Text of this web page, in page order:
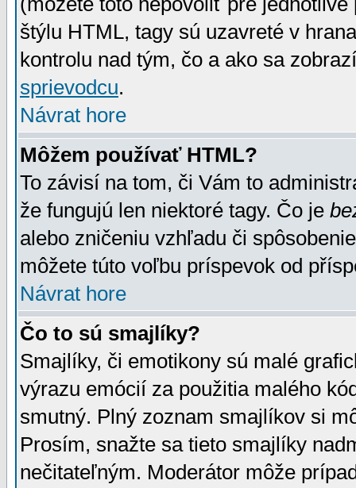
štýlu HTML, tagy sú uzavreté v
kontrolu nad tým, čo a ako sa
sprievodcu.
Návrat hore
Môžem používať HTML?
To závisí na tom, či Vám to
že fungujú len niektoré tagy. Čo je
alebo zničeniu vzhľadu či
môžete túto voľbu príspevok od
Návrat hore
Čo to sú smajlíky?
Smajlíky, či emotikony sú malé
výrazu emócií za použitia malého
smutný. Plný zoznam smajlíkov si
Prosím, snažte sa tieto smajlíky
nečitateľným. Moderátor môže